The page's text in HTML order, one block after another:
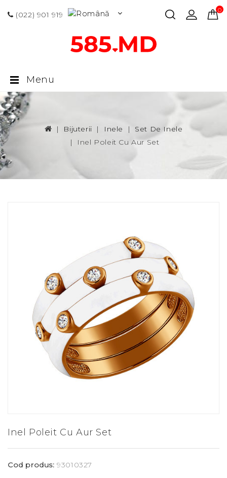
(022) 901 919
0
Menu
Bijuterii Inele
Set De Inele
Inel Poleit Cu Aur Set
Inel Poleit Cu Aur Set
Cod produs:93010327